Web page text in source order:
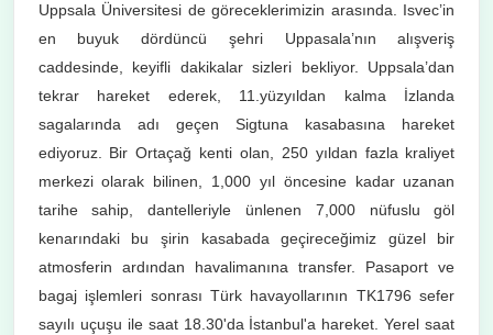
Uppsala Üniversitesi de göreceklerimizin arasında. Isvec’in
en buyuk dördüncü şehri Uppasala’nın alışveriş
caddesinde, keyifli dakikalar sizleri bekliyor. Uppsala’dan
tekrar hareket ederek, 11.yüzyıldan kalma İzlanda
sagalarında adı geçen Sigtuna kasabasına hareket
ediyoruz. Bir Ortaçağ kenti olan, 250 yıldan fazla kraliyet
merkezi olarak bilinen, 1,000 yıl öncesine kadar uzanan
tarihe sahip, dantelleriyle ünlenen 7,000 nüfuslu göl
kenarındaki bu şirin kasabada geçireceğimiz güzel bir
atmosferin ardından havalimanına transfer. Pasaport ve
bagaj işlemleri sonrası Türk havayollarının TK1796 sefer
sayılı uçuşu ile saat 18.30'da İstanbul'a hareket. Yerel saat